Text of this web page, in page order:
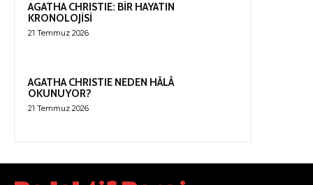
AGATHA CHRISTIE: BİR HAYATIN
KRONOLOJİSİ
21 Temmuz 2026
AGATHA CHRISTIE NEDEN HÂLÂ
OKUNUYOR?
21 Temmuz 2026